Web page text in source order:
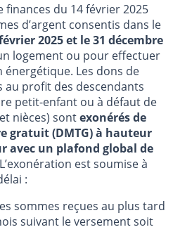
finances du 14 février 2025
d’argent consentis dans le
2025 et le 31 décembre
logement ou pour effectuer
Les dons de
au profit des descendants
petit-enfant ou à défaut de
nièces) sontexonérés de
gratuit (DMTG) à hauteur
avec un plafond global de
est soumise à
:
sommes reçues au plus tard
suivant le versement soit